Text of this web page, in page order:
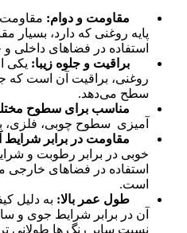
مقاومت و دوام: مقاومت
پایه روغنی که دارد، بسیار
استفاده در فضاهای
براقیت و جلوه زیبا: یکی
روغنی، براقیت آن است که
سطح می‌دهد.
مناسب برای سطوح
آمیزی سطوح چوبی، فلزی،
مقاومت در برابر شرایط
خوبی در برابر رطوبت و
استفاده در فضاهای خارجی
است.
طول عمر بالا: به دلیل
آن در برابر شرایط جوی و
نسبت سایر رنگ ها طولانی